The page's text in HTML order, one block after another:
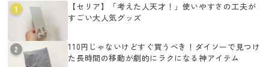
1
【セリア】「考えた人天才！」使いやすさの工夫が
すごい大人気グッズ
2
110円じゃないけどすぐ買うべき！ダイソーで見つけ
た長時間の移動が劇的にラクになる神アイテム